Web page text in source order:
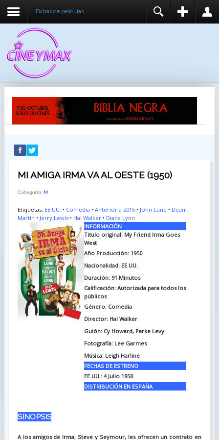
Fichas de peliculas
RECUÉRDEME
IDENTIFICARSE
REGISTER
MI AMIGA IRMA VA AL OESTE (1950)
Categoría: M
Etiquetas: EE.UU. • Comedia • Anterior a 2015• John Lund • Dean
Martin • Jerry Lewis• Hal Walker• Diana Lynn
INFORMACIÓN
Titulo original: My Friend Irma Goes
West
Año Producción: 1950
Nacionalidad: EE.UU.
Duración: 91 Minutos
Calificación: Autorizada para todos los
públicos
Género: Comedia
Director: Hal Walker
Guión: Cy Howard, Parke Levy
Fotografía: Lee Garmes
Música: Leigh Harline
FECHAS DE ESTRENO
EE.UU.: 4 Julio 1950
DISTRIBUCIÓN EN ESPAÑA
SINOPSIS
A los amigos de Irma, Steve y Seymour, les ofrecen un contrato en